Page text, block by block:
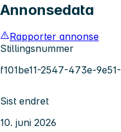
Annonsedata
Rapporter annonse
Stillingsnummer
f101be11-2547-473e-
Sist endret
10. juni 2026